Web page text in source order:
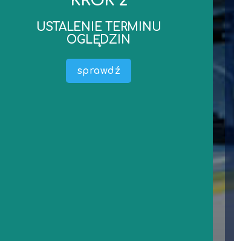
USTALENIE TERMINU
OGLĘDZIN
sprawdź
wykonanie oględzin.
Ustalamy wspólnie termin oględzin (od terminu
oględzin oraz przekazania niezbędnej
dokumentacji liczony jest termin wykonania
wyceny).
robocze od dnia wykonania oględzin/przekazania